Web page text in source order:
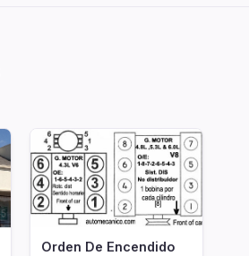
Orden De Encendido